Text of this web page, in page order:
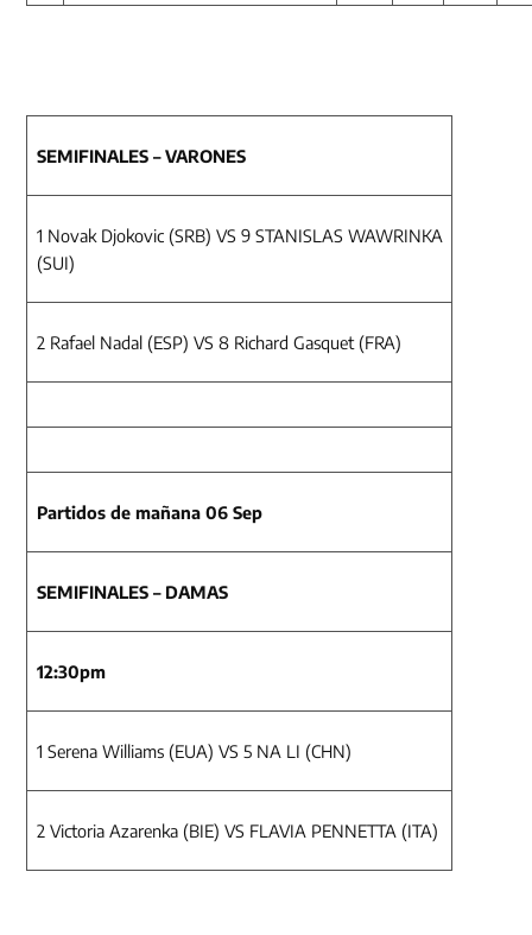
SEMIFINALES – VARONES
1 Novak Djokovic (SRB) VS 9 STANISLAS WAWRINKA
(SUI)
2 Rafael Nadal (ESP) VS 8 Richard Gasquet (FRA)
Partidos de mañana 06 Sep
SEMIFINALES – DAMAS
12:30pm
1 Serena Williams (EUA) VS 5 NA LI (CHN)
2 Victoria Azarenka (BIE) VS FLAVIA PENNETTA (ITA)